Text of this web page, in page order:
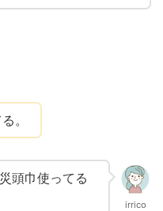
。
頭巾使ってる
irrico